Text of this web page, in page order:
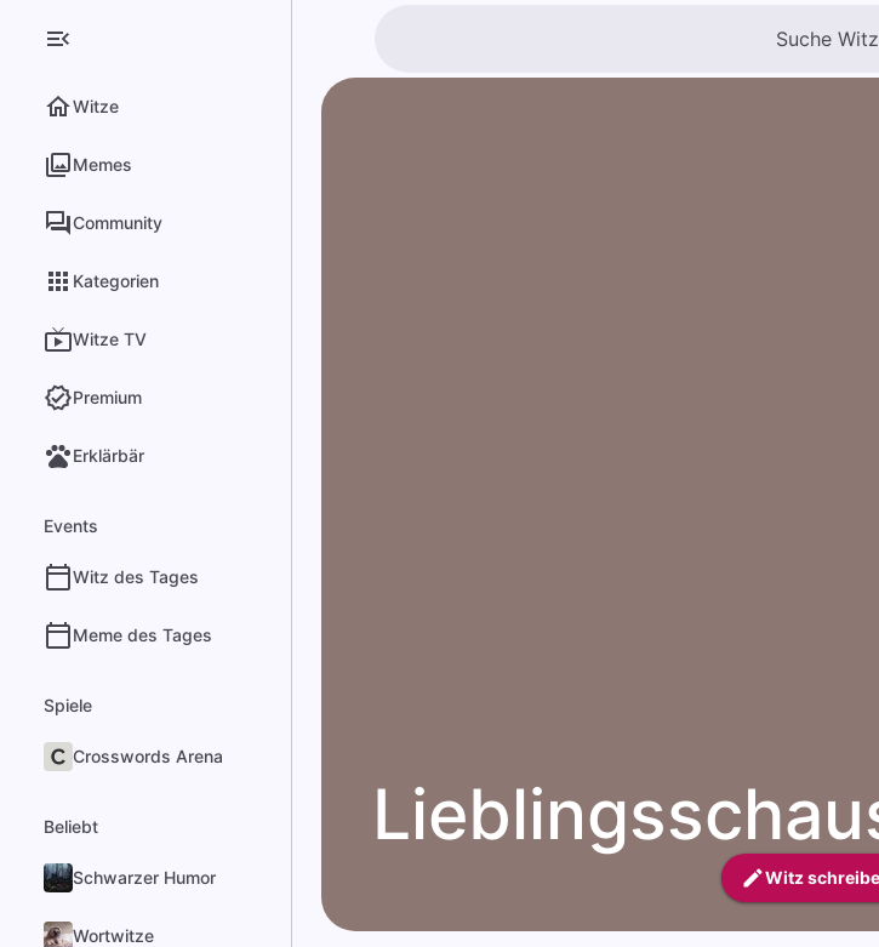
Witze
Memes
Community
Kategorien
Witze TV
Premium
Erklärbär
Events
Witz des Tages
Meme des Tages
Spiele
Crosswords Arena
Beliebt
Schwarzer Humor
Wortwitze
Witz